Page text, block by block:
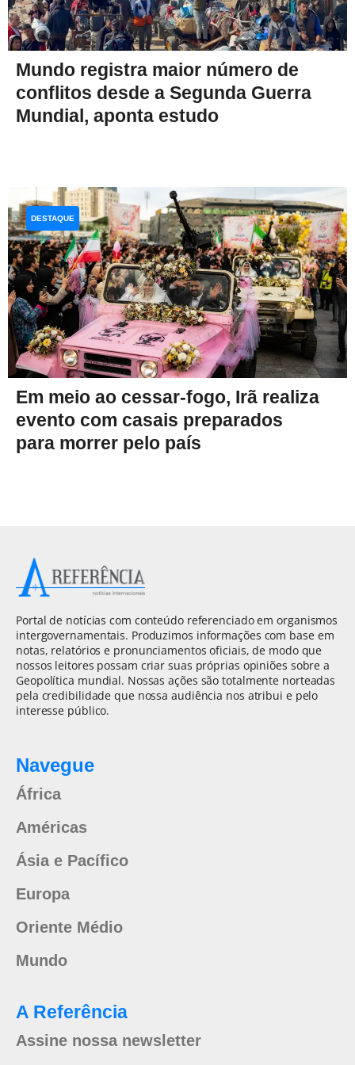
Mundo registra maior número de
conflitos desde a Segunda Guerra
Mundial, aponta estudo
Em meio ao cessar-fogo, Irã realiza
evento com casais preparados
para morrer pelo país
DESTAQUE
Portal de notícias com conteúdo referenciado em organismos
intergovernamentais. Produzimos informações com base em
notas, relatórios e pronunciamentos oficiais, de modo que
nossos leitores possam criar suas próprias opiniões sobre a
Geopolítica mundial. Nossas ações são totalmente norteadas
pela credibilidade que nossa audiência nos atribui e pelo
interesse público.
Navegue
África
Américas
Ásia e Pacífico
Europa
Oriente Médio
Mundo
A Referência
Assine nossa newsletter